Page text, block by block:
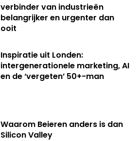
verbinder van industrieën
belangrijker en urgenter dan
ooit
Inspiratie uit Londen:
intergenerationele marketing, AI
en de ‘vergeten’ 50+-man
Waarom Beieren anders is dan
Silicon Valley